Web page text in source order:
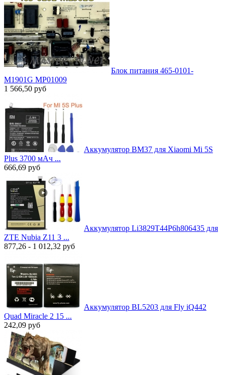
Блок питания 465-0101-
M1901G MP01009
1 566,50 руб
Аккумулятор BM37 для Xiaomi Mi 5S
Plus 3700 мАч ...
666,69 руб
Аккумулятор Li3829T44P6h806435 для
ZTE Nubia Z11 3 ...
877,26 - 1 012,32 руб
Аккумулятор BL5203 для Fly iQ442
Quad Miracle 2 15 ...
242,09 руб